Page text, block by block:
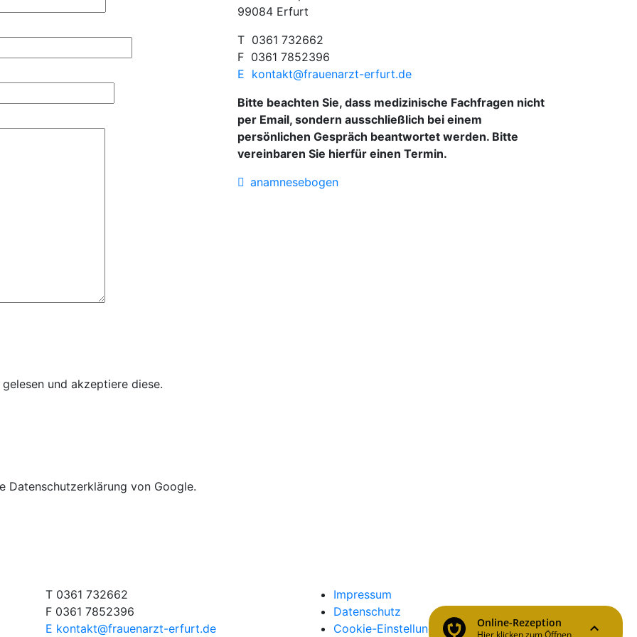
Gefäße
und
des
sich
und ist bei
Durch
und akzeptiere diese.
99084 Erfurt
T 0361 732662
F 0361 7852396
E kontakt@frauenarzt-erfurt.de
Bitte beachten Sie, dass medizinische Fachfragen nicht
per Email, sondern ausschließlich bei einem
persönlichen Gespräch beantwortet werden. Bitte
vereinbaren Sie hierfür einen Termin.
anamnesebogen
Datenschutzerklärung von Google.
T 0361 732662
F 0361 7852396
E kontakt@frauenarzt-erfurt.de
Impressum
Datenschutz
Cookie-Einstellungen